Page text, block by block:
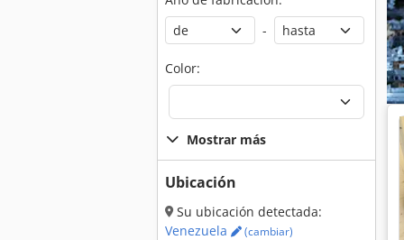
-
Color:
Mostrar más
Ubicación
Su ubicación detectada:
Venezuela
(cambiar)